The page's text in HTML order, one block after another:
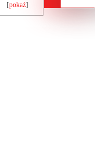
[pokaż]